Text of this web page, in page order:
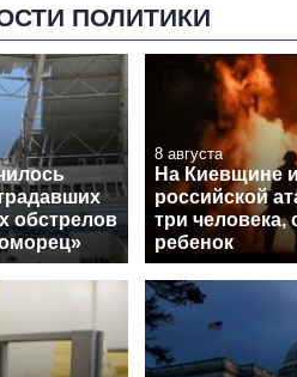
ПОЛИТИКИ
обстрелов
8 августа
На Киевщине
российской
три человека,
ребенок